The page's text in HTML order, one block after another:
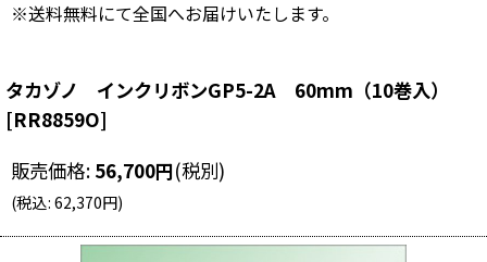
※送料無料にて全国へお届けいたします。
タカゾノ インクリボンGP5-2A 60mm（10巻入）
[RR8859O]
販売価格: 56,700円(税別)
(税込: 62,370円)